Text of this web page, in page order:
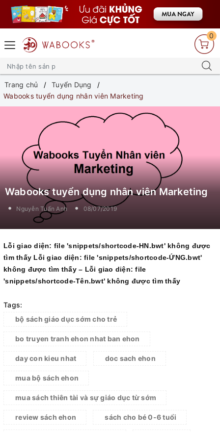
0
Trang chủ
Tuyển Dụng
Wabooks tuyển dụng nhân viên Marketing
Wabooks tuyển dụng nhân viên Marketing
Nguyễn Tuấn Anh 08/07/2019
Lỗi giao diện: file 'snippets/shortcode-HN.bwt' không được
tìm thấy Lỗi giao diện: file 'snippets/shortcode-ỨNG.bwt'
không được tìm thấy – Lỗi giao diện: file
'snippets/shortcode-Tên.bwt' không được tìm thấy
Tags:
bộ sách giáo dục sớm cho trẻ
bo truyen tranh ehon nhat ban ehon
day con kieu nhat doc sach ehon
mua bộ sách ehon
mua sách thiên tài và sự giáo dục từ sớm
review sách ehon sách cho bé 0-6 tuổi